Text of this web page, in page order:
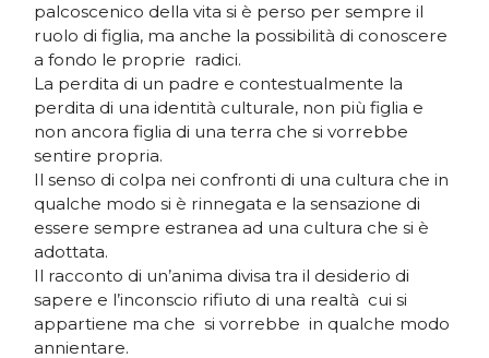
palcoscenico della vita si è perso per sempre il
ruolo di figlia, ma anche la possibilità di conoscere
a fondo le proprie radici.
La perdita di un padre e contestualmente la
perdita di una identità culturale, non più figlia e
non ancora figlia di una terra che si vorrebbe
sentire propria.
Il senso di colpa nei confronti di una cultura che in
qualche modo si è rinnegata e la sensazione di
essere sempre estranea ad una cultura che si è
adottata.
Il racconto di un’anima divisa tra il desiderio di
sapere e l’inconscio rifiuto di una realtà cui si
appartiene ma che si vorrebbe in qualche modo
annientare.